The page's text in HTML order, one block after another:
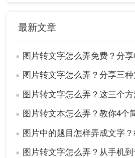
方法五、使用钉钉提取文字
图片文字识别，例如微信、QQ
最新文章
● 图片转文字怎么弄免费？分享收
● 图片转文字怎么弄？分享三种
● 图片转文字怎么弄？这三个方
● 图片转文本怎么弄？教你4个
● 图片中的题目怎样弄成文字？教你
● 图片转文字怎么弄？从手机到专